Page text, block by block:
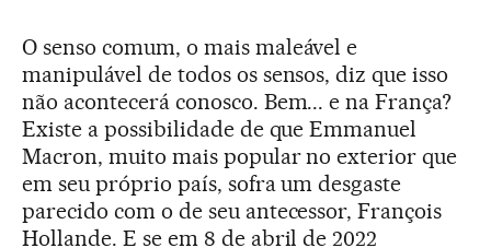
O senso comum, o mais maleável e
manipulável de todos os sensos, diz que isso
não acontecerá conosco. Bem... e na França?
Existe a possibilidade de que Emmanuel
Macron, muito mais popular no exterior que
em seu próprio país, sofra um desgaste
parecido com o de seu antecessor, François
Hollande. E se em 8 de abril de 2022